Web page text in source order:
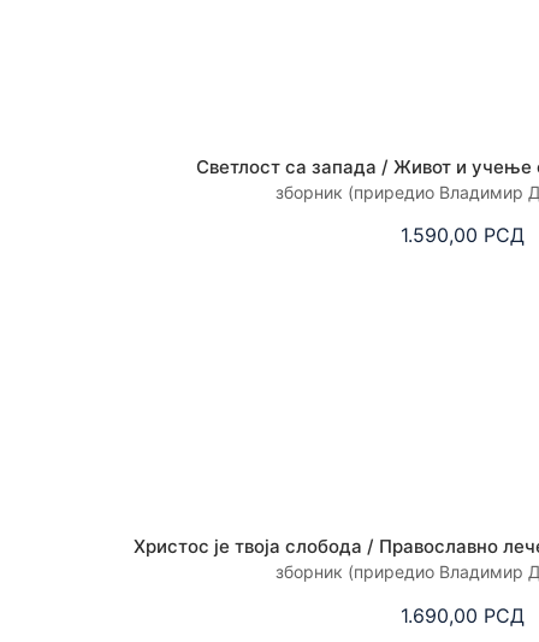
Светлост са запада / Живот и
зборник (приредио Владимир
1.590,00 РСД
Христос је твоја слобода / Православно
зборник (приредио Владимир
1.690,00 РСД